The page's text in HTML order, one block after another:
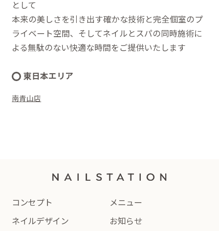
として
本来の美しさを引き出す確かな技術と完全個室のプ
ライベート空間、そしてネイルとスパの同時施術に
よる無駄のない快適な時間をご提供いたします
東日本エリア
南青山店
コンセプト
メニュー
ネイルデザイン
お知らせ